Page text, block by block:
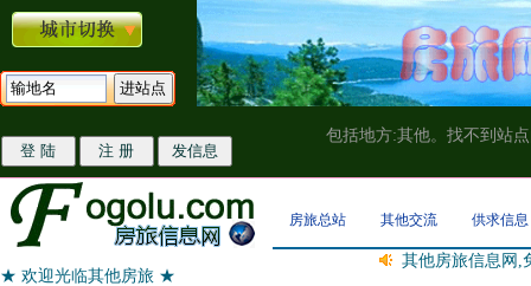
包括地方:其他。找不到站
房旅总站 其他交流 供求信息
★ 欢迎光临其他房旅 ★
其他房旅信息网,